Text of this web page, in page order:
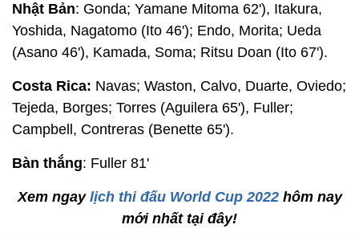
Nhật Bản: Gonda; Yamane Mitoma 62'), Itakura,
Yoshida, Nagatomo (Ito 46'); Endo, Morita; Ueda
(Asano 46'), Kamada, Soma; Ritsu Doan (Ito 67').
Costa Rica: Navas; Waston, Calvo, Duarte, Oviedo;
Tejeda, Borges; Torres (Aguilera 65'), Fuller;
Campbell, Contreras (Benette 65').
Bàn thắng: Fuller 81'
Xem ngay lịch thi đấu World Cup 2022hôm nay
mới nhất tại đây!